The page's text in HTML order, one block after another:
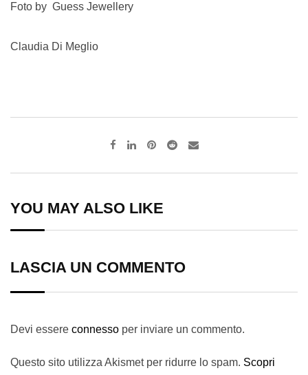
Foto by Guess Jewellery
Claudia Di Meglio
Pinterest
RedditShare
YOU MAY ALSO LIKE
LASCIA UN COMMENTO
Devi essere connesso per inviare un commento.
Questo sito utilizza Akismet per ridurre lo spam. Scopri